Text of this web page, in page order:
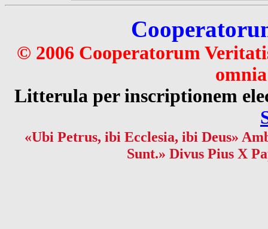
© 2006 Cooperatorum
Litterula per inscriptionem
«Ubi Petrus, ibi Ecclesia, ibi Deus»
Sunt.» Divus Pius X